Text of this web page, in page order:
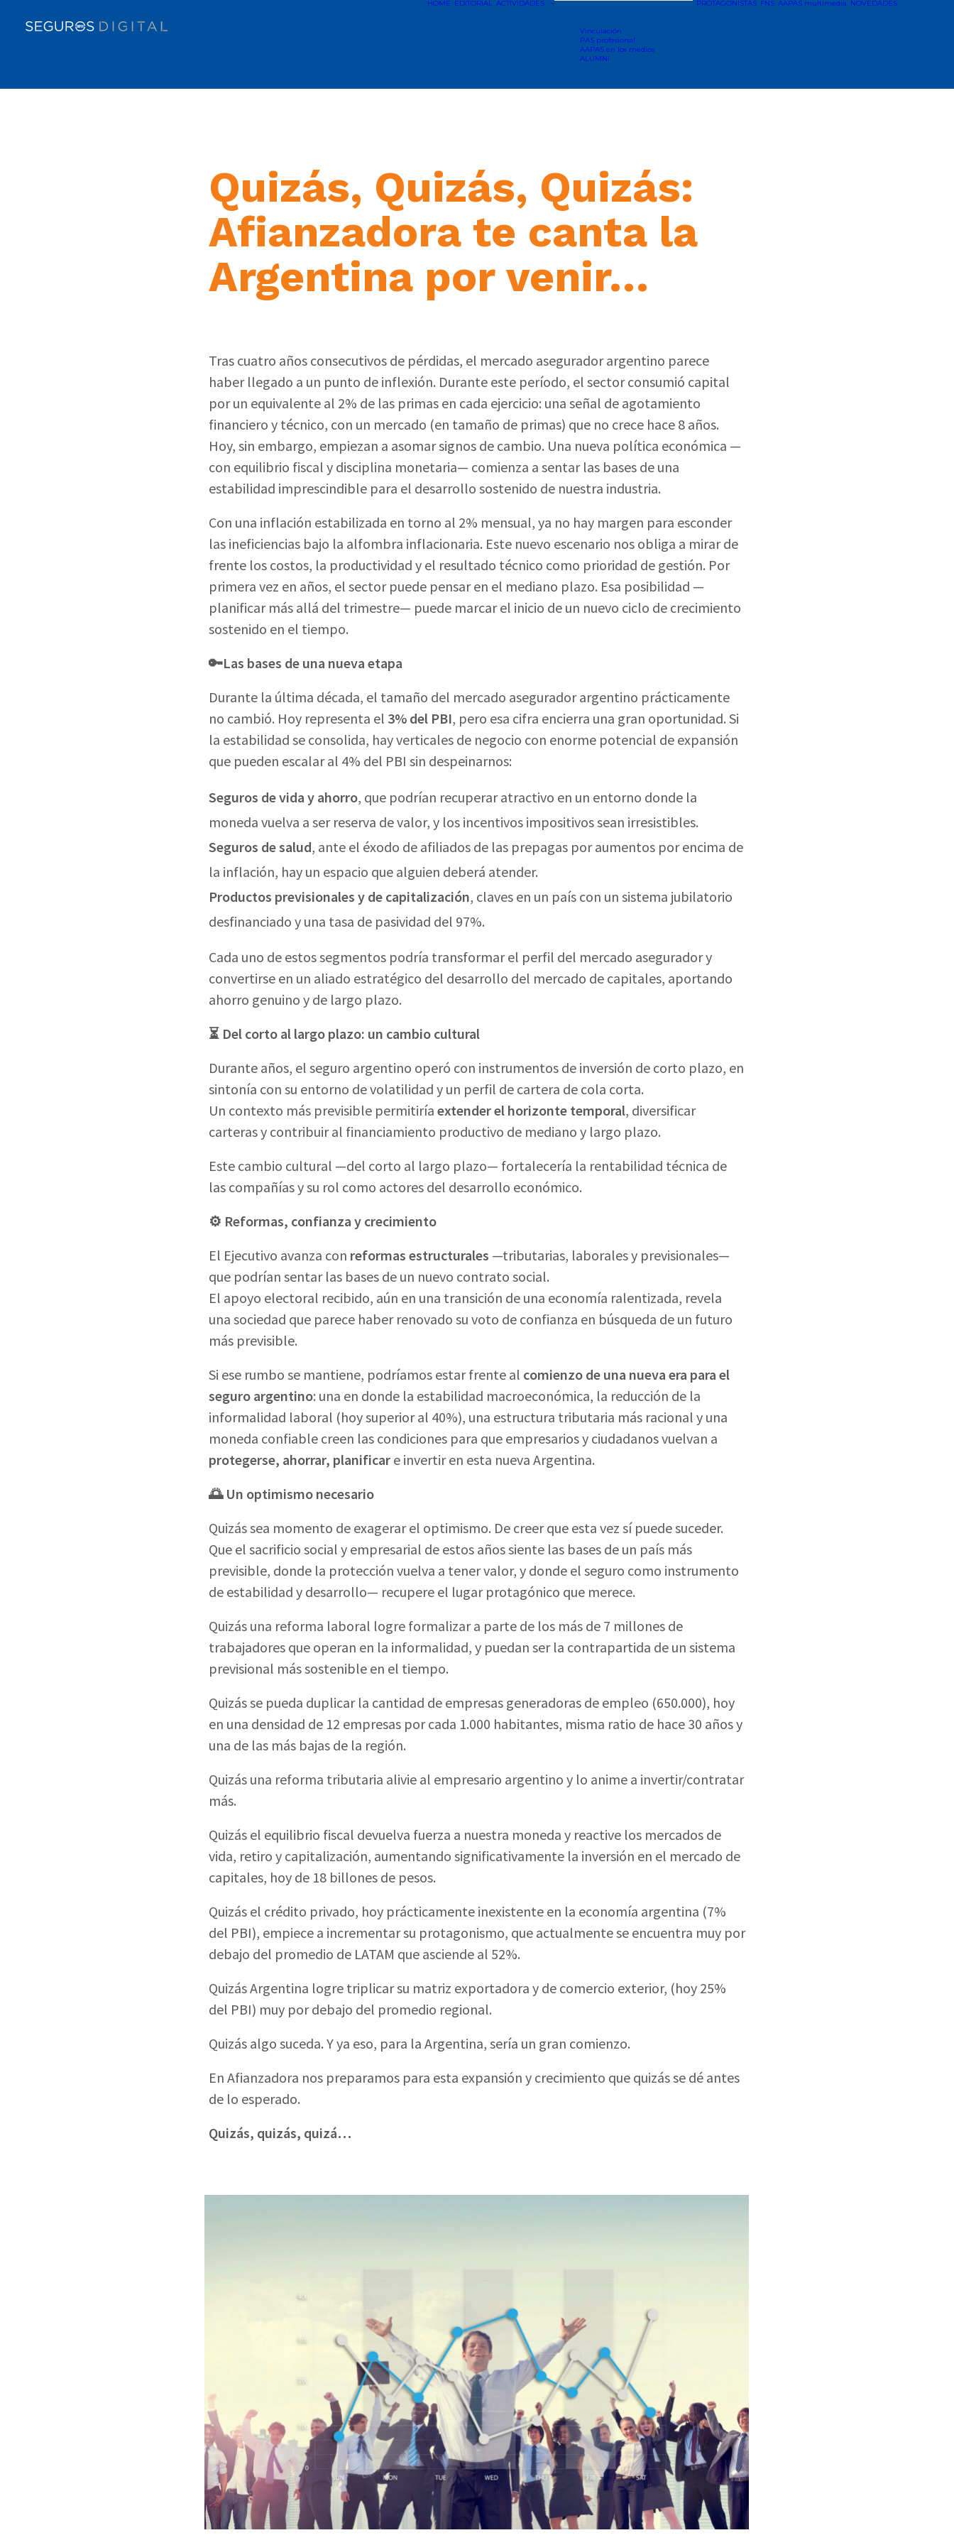
HOME EDITORIAL ACTIVIDADES
Vinculación
PAS profesional
AAPAS en los medios
ALUMNI
PROTAGONISTAS FNS AAPAS multimedia NOVEDADES
Quizás, Quizás, Quizás:
Afianzadora te canta la
Argentina por venir…
Tras cuatro años consecutivos de pérdidas, el mercado asegurador argentino parece
haber llegado a un punto de inflexión. Durante este período, el sector consumió capital
por un equivalente al 2% de las primas en cada ejercicio: una señal de agotamiento
financiero y técnico, con un mercado (en tamaño de primas) que no crece hace 8 años.
Hoy, sin embargo, empiezan a asomar signos de cambio. Una nueva política económica —
con equilibrio fiscal y disciplina monetaria— comienza a sentar las bases de una
estabilidad imprescindible para el desarrollo sostenido de nuestra industria.
Con una inflación estabilizada en torno al 2% mensual, ya no hay margen para esconder
las ineficiencias bajo la alfombra inflacionaria. Este nuevo escenario nos obliga a mirar de
frente los costos, la productividad y el resultado técnico como prioridad de gestión. Por
primera vez en años, el sector puede pensar en el mediano plazo. Esa posibilidad —
planificar más allá del trimestre— puede marcar el inicio de un nuevo ciclo de crecimiento
sostenido en el tiempo.
🔑Las bases de una nueva etapa
Durante la última década, el tamaño del mercado asegurador argentino prácticamente
no cambió. Hoy representa el 3% del PBI, pero esa cifra encierra una gran oportunidad. Si
la estabilidad se consolida, hay verticales de negocio con enorme potencial de expansión
que pueden escalar al 4% del PBI sin despeinarnos:
Seguros de vida y ahorro, que podrían recuperar atractivo en un entorno donde la
moneda vuelva a ser reserva de valor, y los incentivos impositivos sean irresistibles.
Seguros de salud, ante el éxodo de afiliados de las prepagas por aumentos por encima de
la inflación, hay un espacio que alguien deberá atender.
Productos previsionales y de capitalización, claves en un país con un sistema jubilatorio
desfinanciado y una tasa de pasividad del 97%.
Cada uno de estos segmentos podría transformar el perfil del mercado asegurador y
convertirse en un aliado estratégico del desarrollo del mercado de capitales, aportando
ahorro genuino y de largo plazo.
⏳ Del corto al largo plazo: un cambio cultural
Durante años, el seguro argentino operó con instrumentos de inversión de corto plazo, en
sintonía con su entorno de volatilidad y un perfil de cartera de cola corta.
Un contexto más previsible permitiría extender el horizonte temporal, diversificar
carteras y contribuir al financiamiento productivo de mediano y largo plazo.
Este cambio cultural —del corto al largo plazo— fortalecería la rentabilidad técnica de
las compañías y su rol como actores del desarrollo económico.
⚙️ Reformas, confianza y crecimiento
El Ejecutivo avanza con reformas estructurales —tributarias, laborales y previsionales—
que podrían sentar las bases de un nuevo contrato social.
El apoyo electoral recibido, aún en una transición de una economía ralentizada, revela
una sociedad que parece haber renovado su voto de confianza en búsqueda de un futuro
más previsible.
Si ese rumbo se mantiene, podríamos estar frente al comienzo de una nueva era para el
seguro argentino: una en donde la estabilidad macroeconómica, la reducción de la
informalidad laboral (hoy superior al 40%), una estructura tributaria más racional y una
moneda confiable creen las condiciones para que empresarios y ciudadanos vuelvan a
protegerse, ahorrar, planificar e invertir en esta nueva Argentina.
🌅 Un optimismo necesario
Quizás sea momento de exagerar el optimismo. De creer que esta vez sí puede suceder.
Que el sacrificio social y empresarial de estos años siente las bases de un país más
previsible, donde la protección vuelva a tener valor, y donde el seguro como instrumento
de estabilidad y desarrollo— recupere el lugar protagónico que merece.
Quizás una reforma laboral logre formalizar a parte de los más de 7 millones de
trabajadores que operan en la informalidad, y puedan ser la contrapartida de un sistema
previsional más sostenible en el tiempo.
Quizás se pueda duplicar la cantidad de empresas generadoras de empleo (650.000), hoy
en una densidad de 12 empresas por cada 1.000 habitantes, misma ratio de hace 30 años y
una de las más bajas de la región.
Quizás una reforma tributaria alivie al empresario argentino y lo anime a invertir/contratar
más.
Quizás el equilibrio fiscal devuelva fuerza a nuestra moneda y reactive los mercados de
vida, retiro y capitalización, aumentando significativamente la inversión en el mercado de
capitales, hoy de 18 billones de pesos.
Quizás el crédito privado, hoy prácticamente inexistente en la economía argentina (7%
del PBI), empiece a incrementar su protagonismo, que actualmente se encuentra muy por
debajo del promedio de LATAM que asciende al 52%.
Quizás Argentina logre triplicar su matriz exportadora y de comercio exterior, (hoy 25%
del PBI) muy por debajo del promedio regional.
Quizás algo suceda. Y ya eso, para la Argentina, sería un gran comienzo.
En Afianzadora nos preparamos para esta expansión y crecimiento que quizás se dé antes
de lo esperado.
Quizás, quizás, quizá…